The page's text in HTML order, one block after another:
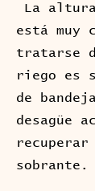
La
está muy
tratarse
riego es
de
desagüe
sobrante.